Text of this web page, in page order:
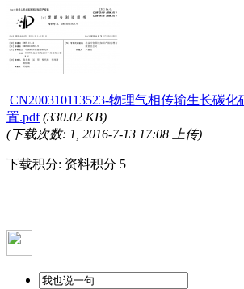
CN200310113523-物理气相传输生长碳
置.pdf (330.02 KB)
(下载次数: 1, 2016-7-13 17:08 上传)
下载积分: 资料积分 5